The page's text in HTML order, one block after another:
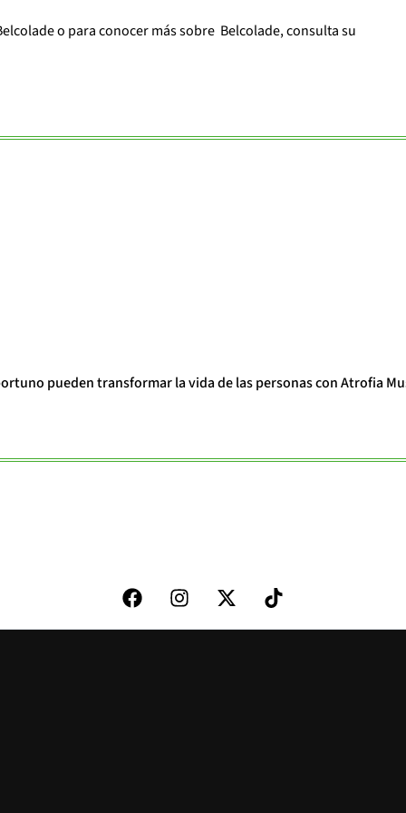
o para conocer más sobre Belcolade, consulta su
pueden transformar la vida de las personas con Atrofia